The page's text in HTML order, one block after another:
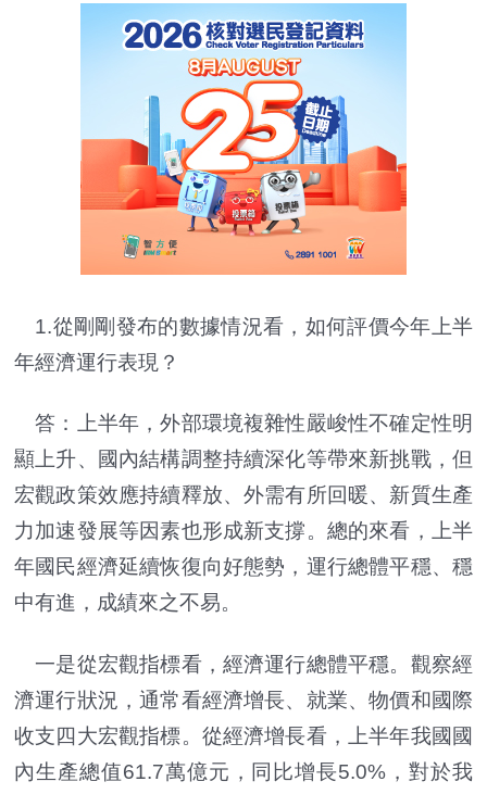
1.從剛剛發布的數據情況看，如何評價今年上半
年經濟運行表現？
答：上半年，外部環境複雜性嚴峻性不確定性明
顯上升、國內結構調整持續深化等帶來新挑戰，但
宏觀政策效應持續釋放、外需有所回暖、新質生產
力加速發展等因素也形成新支撐。總的來看，上半
年國民經濟延續恢復向好態勢，運行總體平穩、穩
中有進，成績來之不易。
一是從宏觀指標看，經濟運行總體平穩。觀察經
濟運行狀況，通常看經濟增長、就業、物價和國際
收支四大宏觀指標。從經濟增長看，上半年我國國
內生產總值61.7萬億元，同比增長5.0%，對於我